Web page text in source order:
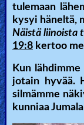
tulemaan
kysyi häneltä,
Näistä liinoista
19:8 kertoo
Kun
jotain hyvää.
silmämme
kunniaa